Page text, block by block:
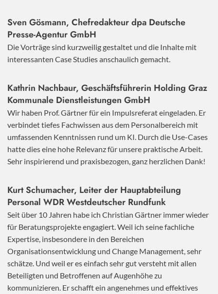
Sven Gösmann, Chefredakteur dpa Deutsche
Presse-Agentur GmbH
Die Vorträge sind kurzweilig gestaltet und die Inhalte mit
interessanten Case Studies anschaulich gemacht.
Kathrin Nachbaur, Geschäftsführerin Holding Graz
Kommunale Dienstleistungen GmbH
Wir haben Prof. Gärtner für ein Impulsreferat eingeladen. Er
verbindet tiefes Fachwissen aus dem Personalbereich mit
umfassenden Kenntnissen rund um KI. Durch die Use-Cases
hatte dies eine hohe Relevanz für unsere praktische Arbeit.
Sehr inspirierend und praxisbezogen, ganz herzlichen Dank!
Kurt Schumacher, Leiter der Hauptabteilung
Personal WDR Westdeutscher Rundfunk
Seit über 10 Jahren habe ich Christian Gärtner immer wieder
für Beratungsprojekte engagiert. Weil ich seine fachliche
Expertise, insbesondere in den Bereichen
Organisationsentwicklung und Change Management, sehr
schätze. Und weil er es einfach sehr gut versteht mit allen
Beteiligten und Betroffenen auf Augenhöhe zu
kommunizieren. Er schafft ein angenehmes und effektives